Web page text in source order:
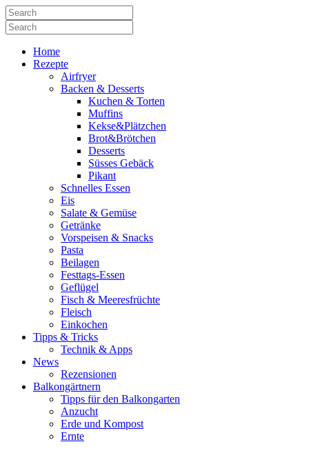
Home
Rezepte
Airfryer
Backen & Desserts
Kuchen & Torten
Muffins
Kekse&Plätzchen
Brot&Brötchen
Desserts
Süsses Gebäck
Pikant
Schnelles Essen
Eis
Salate & Gemüse
Getränke
Vorspeisen & Snacks
Pasta
Beilagen
Festtags-Essen
Geflügel
Fisch & Meeresfrüchte
Fleisch
Einkochen
Tipps & Tricks
Technik & Apps
News
Rezensionen
Balkongärtnern
Tipps für den Balkongarten
Anzucht
Erde und Kompost
Ernte